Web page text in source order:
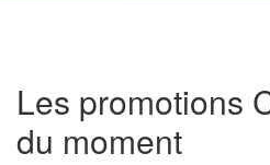
Les promotions
du moment